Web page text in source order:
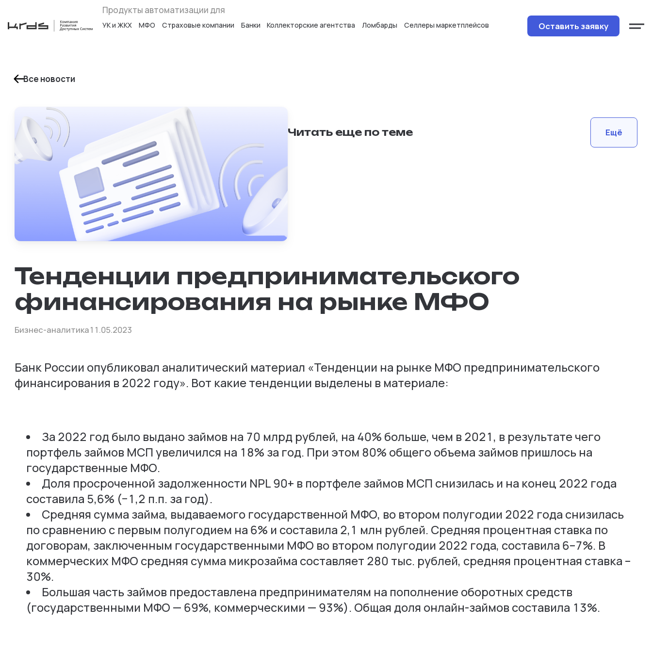
Продукты автоматизации для
УК и ЖКХ МФО Страховые компании Банки Коллекторские агентства Ломбарды Селлеры маркетплейсов Оставить заявку
Все новости
Читать еще по теме Ещё
Тенденции предпринимательского
финансирования на рынке МФО
Бизнес-аналитика11.05.2023
Банк России опубликовал аналитический материал «Тенденции на рынке МФО предпринимательского
финансирования в 2022 году». Вот какие тенденции выделены в материале:
За 2022 год было выдано займов на 70 млрд рублей, на 40% больше, чем в 2021, в результате чего
портфель займов МСП увеличился на 18% за год. При этом 80% общего объема займов пришлось на
государственные МФО.
Доля просроченной задолженности NPL 90+ в портфеле займов МСП снизилась и на конец 2022 года
составила 5,6% (−1,2 п.п. за год).
Средняя сумма займа, выдаваемого государственной МФО, во втором полугодии 2022 года снизилась
по сравнению с первым полугодием на 6% и составила 2,1 млн рублей. Средняя процентная ставка по
договорам, заключенным государственными МФО во втором полугодии 2022 года, составила 6–7%. В
коммерческих МФО средняя сумма микрозайма составляет 280 тыс. рублей, средняя процентная ставка –
30%.
Большая часть займов предоставлена предпринимателям на пополнение оборотных средств
(государственными МФО — 69%, коммерческими — 93%). Общая доля онлайн-займов составила 13%.